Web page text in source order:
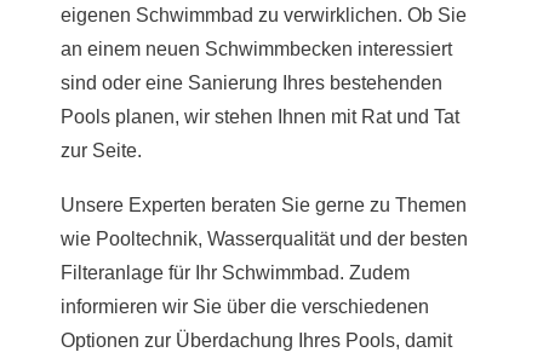
eigenen Schwimmbad zu verwirklichen. Ob Sie
an einem neuen Schwimmbecken interessiert
sind oder eine Sanierung Ihres bestehenden
Pools planen, wir stehen Ihnen mit Rat und Tat
zur Seite.
Unsere Experten beraten Sie gerne zu Themen
wie Pooltechnik, Wasserqualität und der besten
Filteranlage für Ihr Schwimmbad. Zudem
informieren wir Sie über die verschiedenen
Optionen zur Überdachung Ihres Pools, damit